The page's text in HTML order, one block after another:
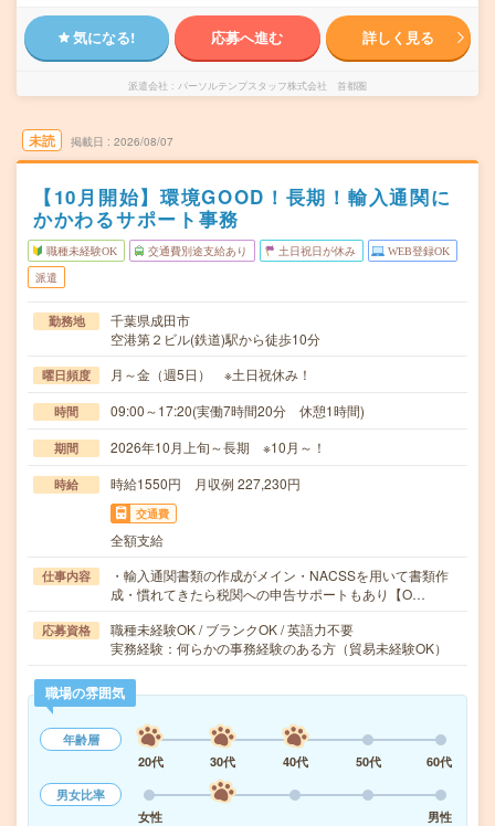
気になる! 応募へ進む 詳しく見る
派遣会社 パーソルテンプスタッフ株式会社 首都圏
未読 掲載日 2026/08/07
【10月開始】環境GOOD！長期！輸入通関に
かかわるサポート事務
職種未経験OK 交通費別途支給あり 土日祝日が休み WEB登録OK
派遣
勤務地
千葉県成田市
空港第２ビル(鉄道)駅から徒歩10分
曜日頻度 月～金（週5日） ※土日祝休み！
時間 09:00～17:20(実働7時間20分 休憩1時間)
期間 2026年10月上旬～長期 ※10月～！
時給 時給1550円 月収例 227,230円
交通費
全額支給
仕事内容
・輸入通関書類の作成がメイン・NACSSを用いて書類作
成・慣れてきたら税関への申告サポートもあり【O…
応募資格
職種未経験OK / ブランクOK / 英語力不要
実務経験：何らかの事務経験のある方（貿易未経験OK）
職場の雰囲気
年齢層
20代
30代 40代 50代
60代
男女比率
女性
男性